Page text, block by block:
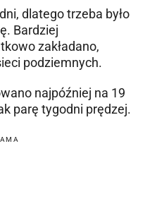
dlatego trzeba było
Bardziej
zakładano,
podziemnych.
najpóźniej na 19
parę tygodni prędzej.